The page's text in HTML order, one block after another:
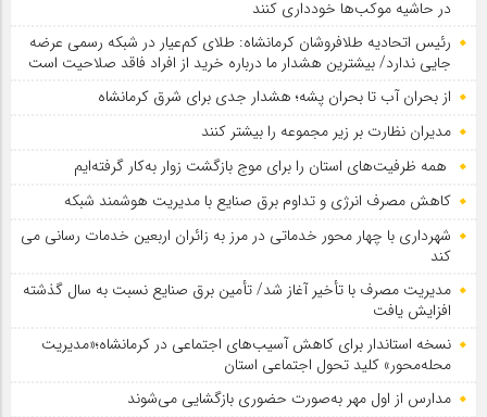
در حاشیه موکب‌ها خودداری کنند
رئیس اتحادیه طلافروشان کرمانشاه: طلای کم‌عیار در شبکه رسمی عرضه
جایی ندارد/ بیشترین هشدار ما درباره خرید از افراد فاقد صلاحیت است
از بحران آب تا بحران پشه؛ هشدار جدی برای شرق کرمانشاه
مدیران نظارت بر زیر مجموعه را بیشتر کنند
همه ظرفیت‌های استان را برای موج بازگشت زوار به‌کار گرفته‌ایم
کاهش مصرف انرژی و تداوم برق صنایع با مدیریت هوشمند شبکه
شهرداری با چهار محور خدماتی در مرز به زائران اربعین خدمات رسانی می
کند
مدیریت مصرف با تأخیر آغاز شد/ تأمین برق صنایع نسبت به سال گذشته
افزایش یافت
نسخه استاندار برای کاهش آسیب‌های اجتماعی در کرمانشاه؛«مدیریت
محله‌محور» کلید تحول اجتماعی استان
مدارس از اول مهر به‌صورت حضوری بازگشایی می‌شوند